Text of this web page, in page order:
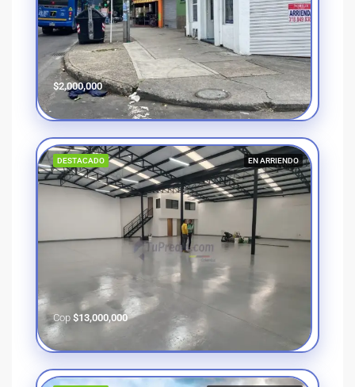
$2,000,000
EN ARRIENDO
DESTACADO
Cop $13,000,000